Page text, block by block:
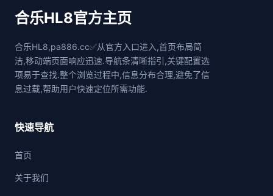
合乐HL8官方主页
合乐HL8,pa886.cc✅从官方入口进入,首页布局简
洁,移动端页面响应迅速.导航条清晰指引,关键配置选
项易于查找.整个浏览过程中,信息分布合理,避免了信
息过载,帮助用户快速定位所需功能.
快速导航
首页
关于我们